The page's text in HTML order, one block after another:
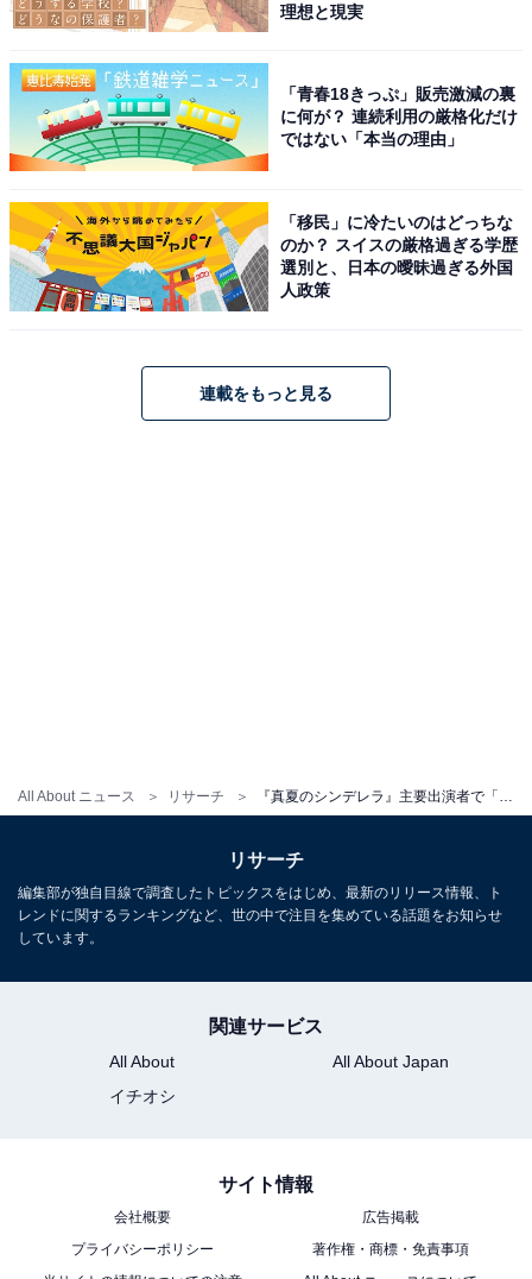
All About ニュース リサーチ
理想と現実
「青春18きっぷ」販売激減の裏
に何が？ 連続利用の厳格化だけ
ではない「本当の理由」
「移民」に冷たいのはどっちな
のか？ スイスの厳格過ぎる学歴
選別と、日本の曖昧過ぎる外国
人政策
連載をもっと見る
リサーチ
編集部が独自目線で調査したトピックスをはじめ、最新のリリース情報、ト
レンドに関するランキングなど、世の中で注目を集めている話題をお知らせ
しています。
関連サービス
All About
All About Japan
イチオシ
サイト情報
会社概要
広告掲載
プライバシーポリシー
著作権・商標・免責事項